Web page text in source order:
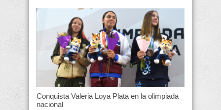
Conquista Valeria Loya Plata en la olimpiada
nacional